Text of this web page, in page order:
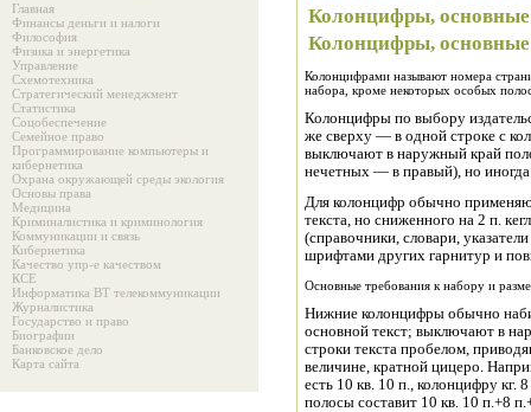
Главная
Финансы деньги и налоги
Философия
Физика и энергетика
Управление
Схемотехника
Стратегический менеджмент
Статистика
Соцобеспечение
Семейное право
Программирование компьютеры и
кибернетика
Охрана окружающей среды экология
Основы права
Медицина
Криминалистика и криминология
Коммуникации и связь
Кибернетика
Качество упр-е качеством
КСЕ
Информатика ВТ телекоммуникации
Журналистика
Государство и право
Биографии
Банковское дело
Карта сайта
Колонцифры, основные
Колонцифры, основные
Колонцифрами называют номера
набора, кроме некоторых особых
Колонцифры по выбору
же сверху — в одной строке с
выключают в наружный край
нечетных — в правый), но
Для колонцифр обычно
текста, но сниженного на 2 п.
(справочники, словари,
шрифтами других гарнитур и
Основные требования к набору и
Нижние колонцифры обычно
основной текст; выключают в
строки текста пробелом,
величине, кратной цицеро.
есть 10 кв. 10 п., колонцифру кг.
полосы составит 10 кв. 10 п.+8